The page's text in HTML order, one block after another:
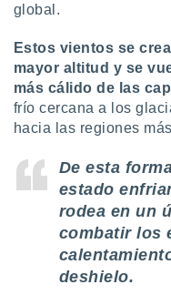
similares
como
este sitio
IP
posible
global.
Estos vientos se
mayor altitud y se
más cálido de las
frío cercana a los
hacia las regiones
De esta
estado
rodea en un
combatir los
deshielo.